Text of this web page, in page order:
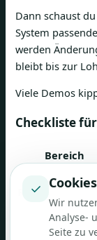
Dann schaust
System
werden
bleibt bis zur
Viele Demos
Checkliste
Bereich
Recht Schweiz
✓
Wir
Analyse-
Seite zu